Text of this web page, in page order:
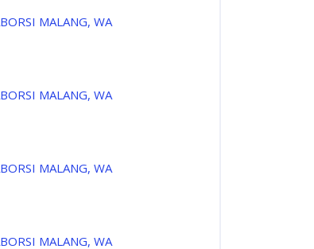
MALANG, WA
MALANG, WA
MALANG, WA
MALANG, WA